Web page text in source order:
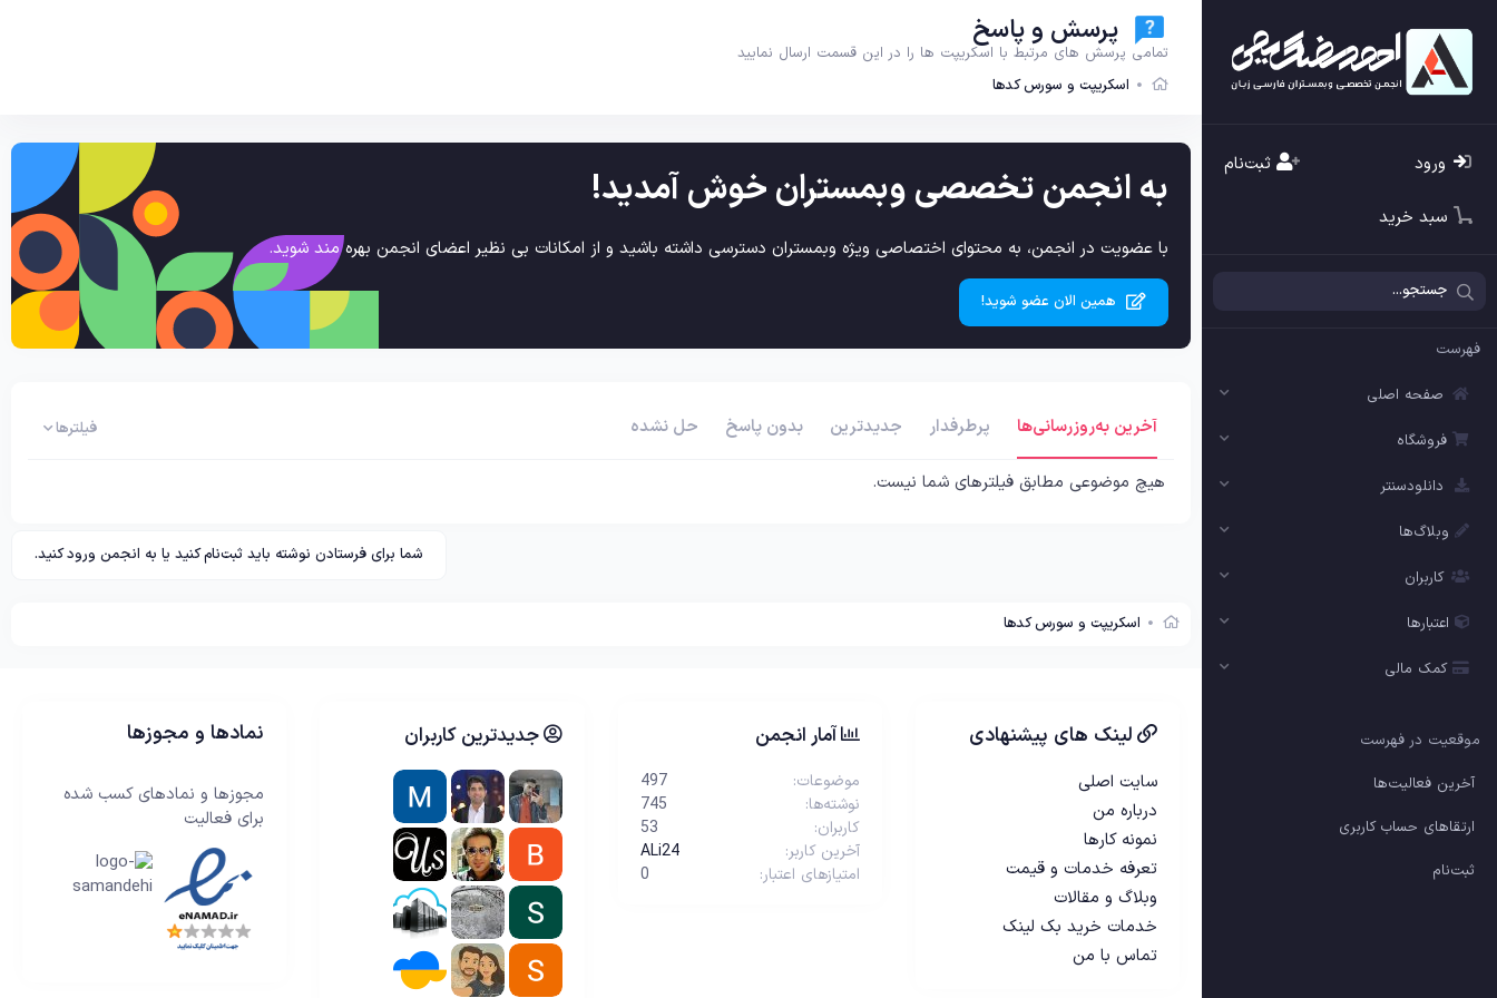
ورود ثبت‌نام
سبد خرید
فهرست
صفحه اصلی
فروشگاه
دانلودسنتر
وبلاگ‌ها
کاربران
اعتبارها
کمک مالی
موقعیت در فهرست
آخرین فعالیت‌ها
ارتقاهای حساب کاربری
ثبت‌نام
پرسش و پاسخ
تمامی پرسش های مرتبط با اسکریپت ها را در این قسمت ارسال نمایید
اسکریپت و سورس کدها
به انجمن تخصصی وبمستران خوش آمدید!
با عضویت در انجمن، به محتوای اختصاصی ویژه وبمستران دسترسی داشته باشید و از امکانات بی نظیر اعضای انجمن بهره مند شوید.
همین الان عضو شوید!
آخرین به‌روزرسانی‌ها پرطرفدار جدیدترین بدون پاسخ حل نشده فیلترها
هیچ موضوعی مطابق فیلترهای شما نیست.
شما برای فرستادن نوشته باید ثبت‌نام کنید یا به انجمن ورود کنید.
اسکریپت و سورس کدها
لینک های پیشنهادی
سایت اصلی
درباره من
نمونه کارها
تعرفه خدمات و قیمت
وبلاگ و مقالات
خدمات خرید بک لینک
تماس با من
آمار انجمن
موضوعات
497
نوشته‌ها
745
کاربران
53
آخرین کاربر
ALi24
امتیازهای اعتبار
0
جدیدترین کاربران نمادها و مجوزها
مجوزها و نمادهای کسب شده
برای فعالیت